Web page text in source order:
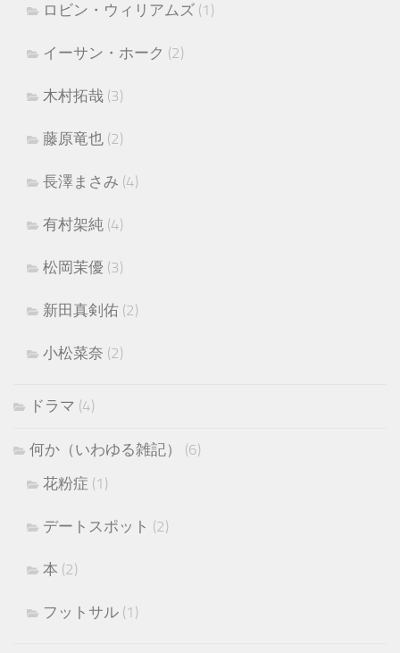
ロビン・ウィリアムズ (1)
イーサン・ホーク (2)
木村拓哉 (3)
藤原竜也 (2)
長澤まさみ (4)
有村架純 (4)
松岡茉優 (3)
新田真剣佑 (2)
小松菜奈 (2)
ドラマ (4)
何か（いわゆる雑記）
(6)
花粉症 (1)
デートスポット (2)
本 (2)
フットサル (1)